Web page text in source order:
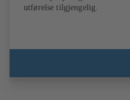
utførelse tilgjengelig.